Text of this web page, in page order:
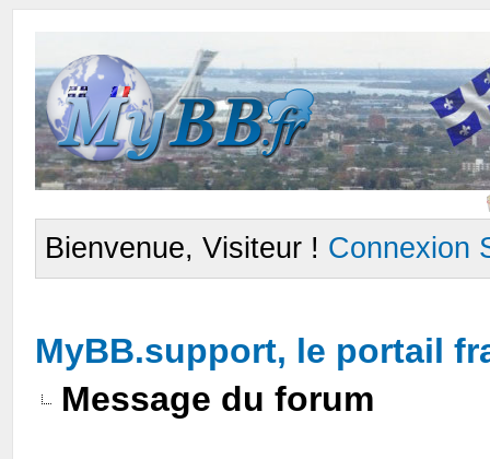
Bienvenue, Visiteur ! Connexion
MyBB.support, le portail
Message du forum